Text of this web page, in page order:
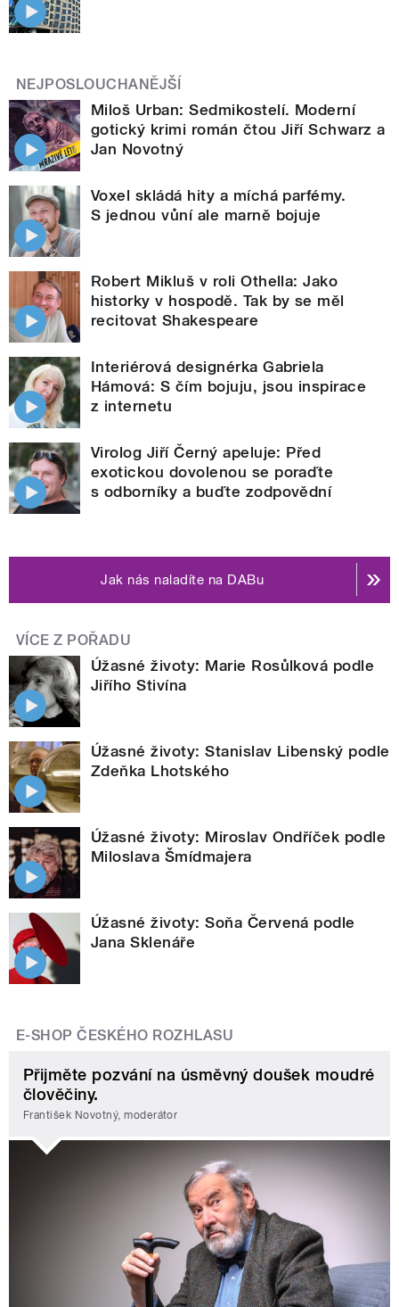
NEJPOSLOUCHANĚJŠÍ
Miloš Urban: Sedmikostelí. Moderní
gotický krimi román čtou Jiří Schwarz a
Jan Novotný
Voxel skládá hity a míchá parfémy.
S jednou vůní ale marně bojuje
Robert Mikluš v roli Othella: Jako
historky v hospodě. Tak by se měl
recitovat Shakespeare
Interiérová designérka Gabriela
Hámová: S čím bojuju, jsou inspirace
z internetu
Virolog Jiří Černý apeluje: Před
exotickou dovolenou se poraďte
s odborníky a buďte zodpovědní
Jak nás naladíte na DABu
VÍCE Z POŘADU
Úžasné životy: Marie Rosůlková podle
Jiřího Stivína
Úžasné životy: Stanislav Libenský podle
Zdeňka Lhotského
Úžasné životy: Miroslav Ondříček podle
Miloslava Šmídmajera
Úžasné životy: Soňa Červená podle
Jana Sklenáře
E-SHOP ČESKÉHO ROZHLASU
Přijměte pozvání na úsměvný doušek moudré
člověčiny.
František Novotný, moderátor